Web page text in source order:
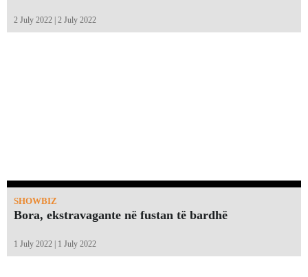
2 July 2022 | 2 July 2022
SHOWBIZ
Bora, ekstravagante në fustan të bardhë
1 July 2022 | 1 July 2022